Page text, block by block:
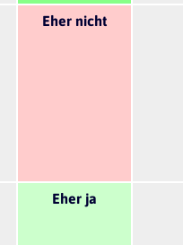
Eher nicht
Eher ja